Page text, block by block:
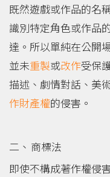
既然遊戲或作品的名
識別特定角色或作品
達。所以單純在公開
並未重製或改作受保
描述、劇情對話、美
作財產權的侵害。
商標法
即使不構成著作權侵